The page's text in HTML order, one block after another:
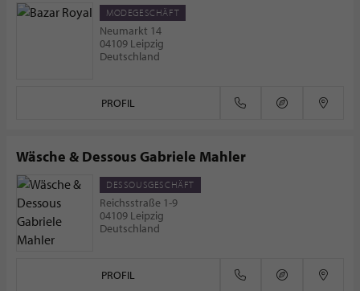
MODEGESCHÄFT
Neumarkt 14
04109 Leipzig
Deutschland
PROFIL
Wäsche & Dessous Gabriele Mahler
DESSOUSGESCHÄFT
Reichsstraße 1-9
04109 Leipzig
Deutschland
PROFIL